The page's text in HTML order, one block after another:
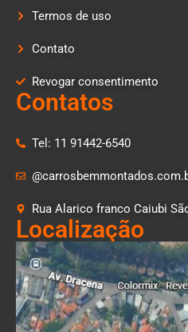
Termos de uso
Contato
Revogar consentimento
Contatos
Tel: 11 91442-6540
Rua Alarico franco Caiubi
Localização